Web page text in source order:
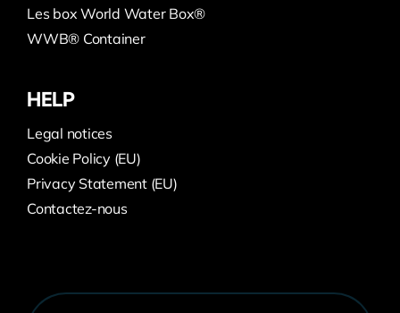
Les box World Water Box®
WWB® Container
HELP
Legal notices
Cookie Policy (EU)
Privacy Statement (EU)
Contactez-nous